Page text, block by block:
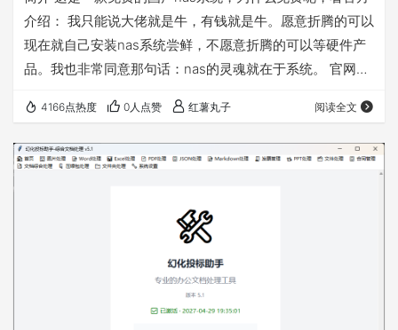
介绍： 我只能说大佬就是牛，有钱就是牛。愿意折腾的可以
现在就自己安装nas系统尝鲜，不愿意折腾的可以等硬件产
品。我也非常同意那句话：nas的灵魂就在于系统。 官网：
https://help.fnnas.com/articles/fnosV1/start/install-
os.md 先对这款nas系统做个简单介绍，因为公测版本是
0.8.11，所以是会慢慢完善的，需要使用的必须备份好自己
4166点热度 0人点赞 红薯丸子 阅读全文